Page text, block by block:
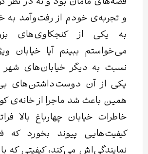
و تجربه‌ی خودم از رفت‌وآمد به
به یکی از کنجکاوی‌های
می‌خواستم ببینم آیا خیابان
نسبت به دیگر خیابان‌های شهر
یکی از آن دوست‌داشتن‌های
همین باعث شد ماجرا از خانه‌ی
خاطرات خیابان چهارباغ بالا
کیفیت‌هایی پیوند بخورد که
نمایندگی‌اش می‌کند، کیفیتی که